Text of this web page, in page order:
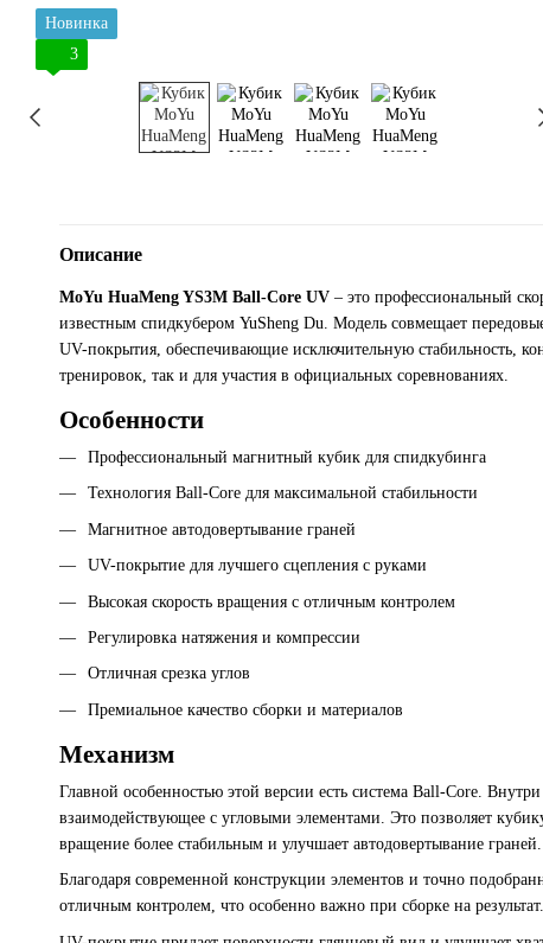
Новинка
3
Описание
MoYu HuaMeng YS3M Ball-Core UV – это профессиональный
известным спидкубером YuSheng Du. Модель совмещает
UV-покрытия, обеспечивающие исключительную стабильность,
тренировок, так и для участия в официальных соревнованиях.
Особенности
Профессиональный магнитный кубик для спидкубинга
Технология Ball-Core для максимальной стабильности
Магнитное автодовертывание граней
UV-покрытие для лучшего сцепления с руками
Высокая скорость вращения с отличным контролем
Регулировка натяжения и компрессии
Отличная срезка углов
Премиальное качество сборки и материалов
Механизм
Главной особенностью этой версии есть система Ball-Core.
взаимодействующее с угловыми элементами. Это позволяет
вращение более стабильным и улучшает автодовертывание граней.
Благодаря современной конструкции элементов и точно
отличным контролем, что особенно важно при сборке на результат.